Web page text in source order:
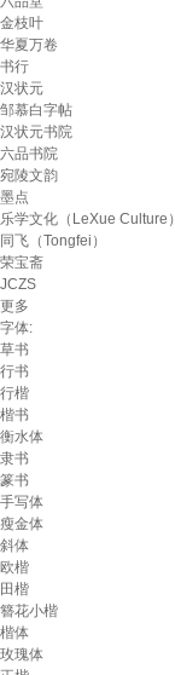
金枝叶
华夏万卷
书行
汉状元
邹慕白字帖
汉状元书院
六品书院
宛陵文韵
墨点
乐学文化（LeXue Culture）
同飞（Tongfei）
荣宝斋
JCZS
更多
字体:
草书
行书
行楷
楷书
衡水体
隶书
篆书
手写体
瘦金体
斜体
欧楷
田楷
簪花小楷
楷体
玫瑰体